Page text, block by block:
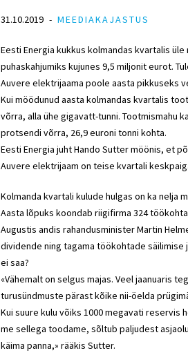
31.10.2019 MEEDIAKAJASTUS
Eesti Energia kukkus kolmandas kvartalis
puhaskahjumiks kujunes 9,5 miljonit eurot.
Auvere elektrijaama poole aasta pikkuseks
Kui möödunud aasta kolmandas kvartalis
võrra, alla ühe gigavatt-tunni. Tootmismahu
protsendi võrra, 26,9 euroni tonni kohta.
Eesti Energia juht Hando Sutter möönis, et
Auvere elektrijaam on teise kvartali
Kolmanda kvartali kulude hulgas on ka
Aasta lõpuks koondab riigifirma 324
Augustis andis rahandusministerMartin
dividende ning tagama töökohtade
ei saa?
«Vähemalt on selgus majas. Veel jaanuaris
turusündmuste pärast kõike nii-öelda
Kui suure kulu võiks 1000 megavati reservis
me sellega toodame, sõltub paljudest
käima panna,» rääkis Sutter.